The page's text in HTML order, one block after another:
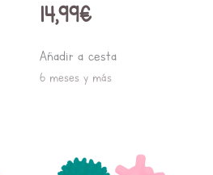
14,99€
Añadir a cesta
6 meses y más